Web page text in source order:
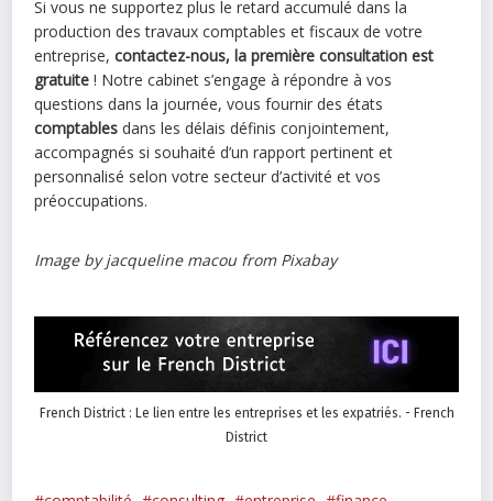
Si vous ne supportez plus le retard accumulé dans la
production des travaux comptables et fiscaux de votre
entreprise,contactez-nous, la première consultation est
gratuite ! Notre cabinet s’engage à répondre à vos
questions dans la journée, vous fournir des états
comptables dans les délais définis conjointement,
accompagnés si souhaité d’un rapport pertinent et
personnalisé selon votre secteur d’activité et vos
préoccupations.
Image by jacqueline macou from Pixabay
French District : Le lien entre les entreprises et les expatriés. - French
District